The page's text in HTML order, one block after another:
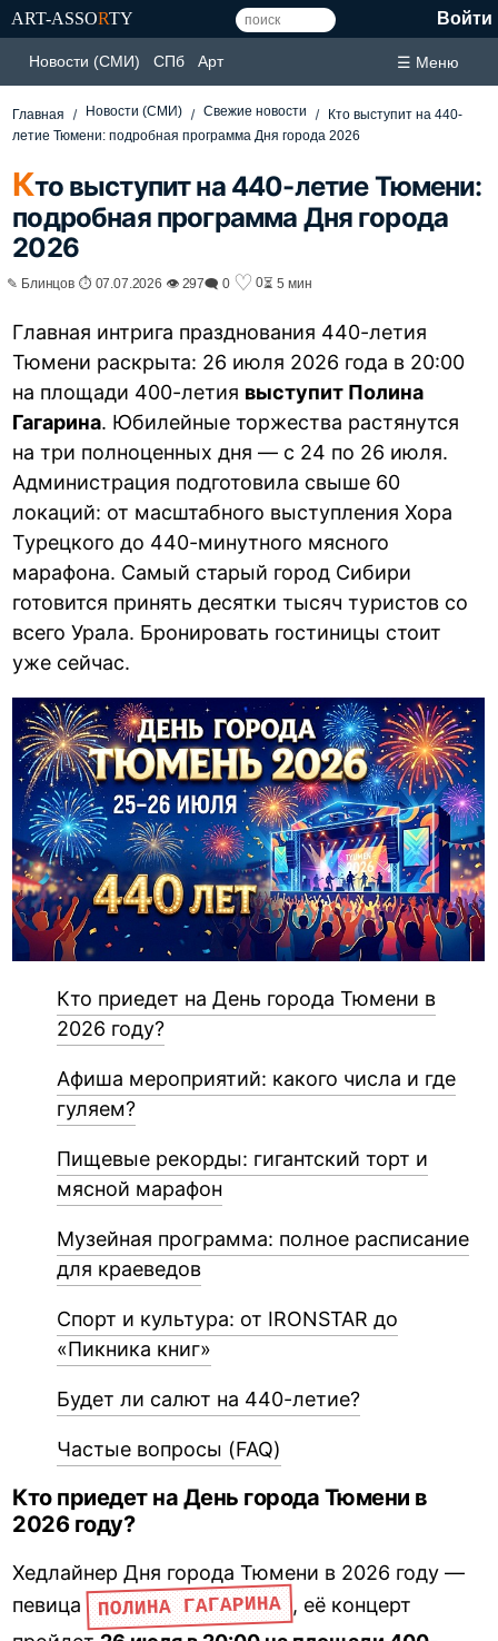
ART-ASSORTY Войти
Новости (СМИ) СПб Арт ☰ Меню
Главная Новости (СМИ) Свежие новости
Кто выступит на 440-
летие Тюмени: подробная программа Дня города 2026
Кто выступит на 440-летие Тюмени:
подробная программа Дня города
2026
✎ Блинцов ⏱ 07.07.2026 👁 297🗨 0 ♡ 0⏳ 5 мин
Главная интрига празднования 440-летия
Тюмени раскрыта: 26 июля 2026 года в 20:00
на площади 400-летия выступит Полина
Гагарина. Юбилейные торжества растянутся
на три полноценных дня — с 24 по 26 июля.
Администрация подготовила свыше 60
локаций: от масштабного выступления Хора
Турецкого до 440-минутного мясного
марафона. Самый старый город Сибири
готовится принять десятки тысяч туристов со
всего Урала. Бронировать гостиницы стоит
уже сейчас.
Кто приедет на День города Тюмени в
2026 году?
Афиша мероприятий: какого числа и где
гуляем?
Пищевые рекорды: гигантский торт и
мясной марафон
Музейная программа: полное расписание
для краеведов
Спорт и культура: от IRONSTAR до
«Пикника книг»
Будет ли салют на 440-летие?
Частые вопросы (FAQ)
Кто приедет на День города Тюмени в
2026 году?
Хедлайнер Дня города Тюмени в 2026 году —
певица ПОЛИНА ГАГАРИНА , её концерт